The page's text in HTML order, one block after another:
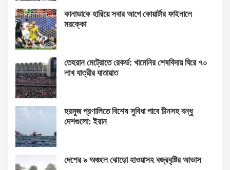
কানাডাকে হারিয়ে সবার আগে কোয়ার্টার ফাইনালে
মরক্কো
তেহরান মেট্রোতে রেকর্ড: খামেনির শেষবিদায় ঘিরে ৭০
লাখ যাত্রীর যাতায়াত
হরমুজ প্রণালিতে বিশেষ সুবিধা পাবে চীনসহ বন্ধু
দেশগুলো: ইরান
দেশের ৯ অঞ্চলে ঝোড়ো হাওয়াসহ বজ্রবৃষ্টির আভাস